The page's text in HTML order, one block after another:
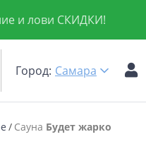
и лови СКИДКИ!
Город: Самара
Сауна Будет жарко